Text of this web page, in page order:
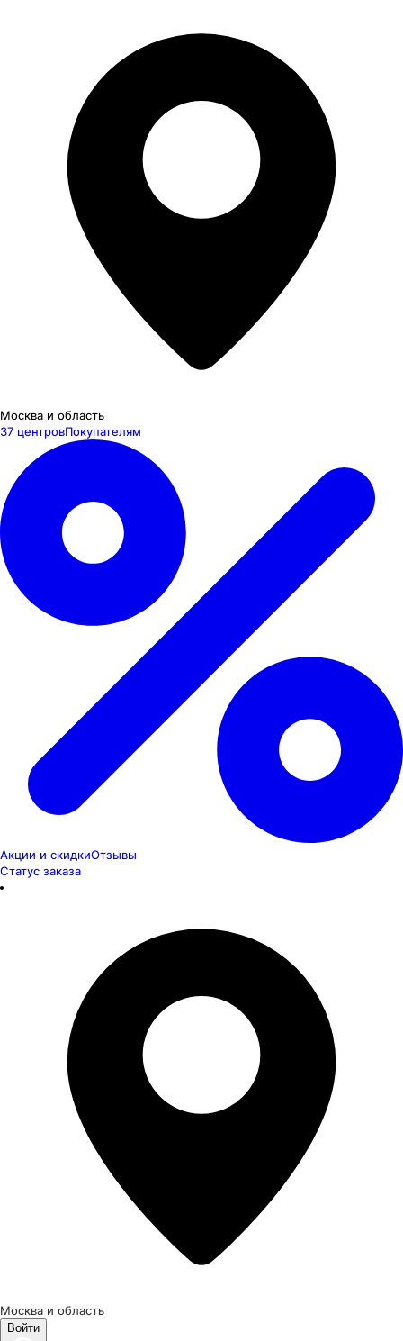
Москва и область
37 центровПокупателям
Акции и скидкиОтзывы
Статус заказа
Москва и область
Войти